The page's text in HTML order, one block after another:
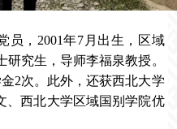
员，2001年7月出生，区域
研究生，导师李福泉教授。
2次。此外，还获西北大学
、西北大学区域国别学院优